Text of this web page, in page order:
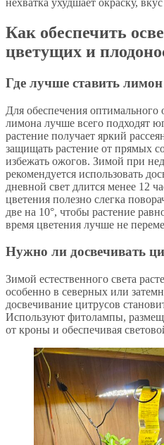
нехватка ухудшает окраску,
Как обеспечить
цветущих и
Где лучше ставить
Для обеспечения оптимального
лимона лучше всего подходят
растение получает яркий
защищать растение от прямых
избежать ожогов. Зимой при
рекомендуется использовать
дневной свет длится менее 12
цветения полезно слегка
две на 10°, чтобы растение
время цветения лучше не
Нужно ли досвечивать
Зимой естественного света
особенно в северных или
досвечивание цитрусов
Используют фитолампы,
от кроны и обеспечивая